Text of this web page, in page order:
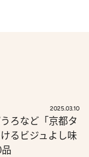
2025.03.10
ろなど「京都タ
るビジュよし味